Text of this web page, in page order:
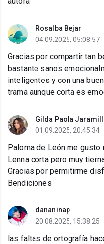
Rosalba Bejar
04.09.2025, 05:08:57
Gracias por compartir tan
bastante sanos
inteligentes y con una
trama aunque corta es
Gilda Paola
01.09.2025, 20:45:34
Paloma de León me gusto
Lenna corta pero muy
Gracias por permitirme
Bendiciones
dananinap
20.08.2025, 15:38:25
las faltas de ortografía